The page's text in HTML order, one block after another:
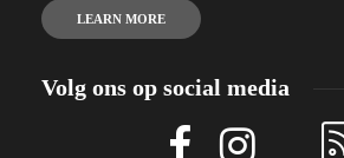
LEARN MORE
Volg ons op social media